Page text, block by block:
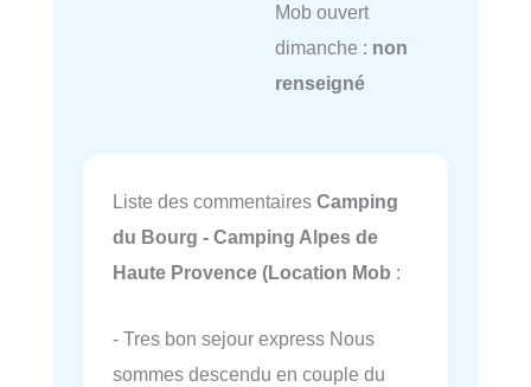
Mob ouvert
dimanche : non
renseigné
Liste des commentaires Camping
du Bourg - Camping Alpes de
Haute Provence (Location Mob :
- Tres bon sejour express Nous
sommes descendu en couple du